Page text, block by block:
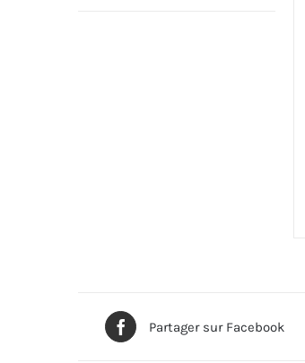
Partager sur Facebook